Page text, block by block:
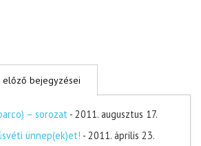
előző bejegyzései
– sorozat - 2011. augusztus 17.
ünnep(ek)et! - 2011. április 23.